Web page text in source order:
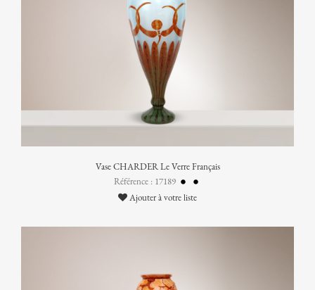
Vase CHARDER Le Verre Français
Référence : 17189
Ajouter à votre liste